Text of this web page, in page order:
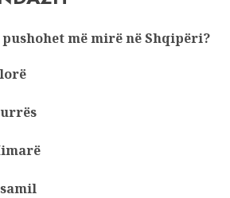
më mirë në Shqipëri?